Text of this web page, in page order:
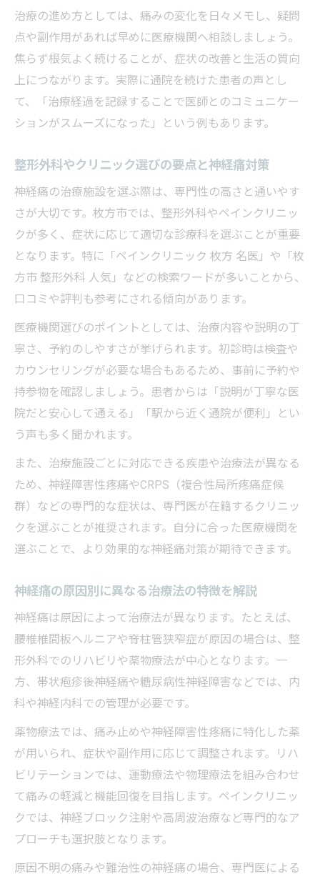
本
神経痛治療前に知るべき基礎知識を解説
診療科選びで迷わない神経痛受診のポイン
ト
神経痛治療を始める前に確認したい費用と
流れ
ケーション
神経痛の治療計画と生活への影響を考える
つらい神経痛への効果的なアプローチ方法
神経痛に効くリハビリや物理療法の活用法
神経痛の薬物療法と副作用リスクを知る
症状に悩む方へ神経痛治療の最新動向
神経痛治療の最新技術と医療現場の変化
CRPSや難治性神経痛への新たなアプローチ
神経痛専門医による治療選択肢の広がり
神経障害性疼痛に関する最新研究と治療法
神経痛に対応する医療機関の新しい取り組
み
神経痛で整形外科を受診する際のポイント
神経痛を整形外科で相談する際の流れと注
診断から治療までの神経痛対応の実際
神経痛で整形外科を選ぶ際の確認項目一覧
受診時の症状の伝え方と医師との対話のコ
ツ
治療の進め方としては、痛みの変化を日々メモし、疑問
点や副作用があれば早めに医療機関へ相談しましょう。
焦らず根気よく続けることが、症状の改善と生活の質向
上につながります。実際に通院を続けた患者の声とし
て、「治療経過を記録することで医師とのコミュニケー
ションがスムーズになった」という例もあります。
整形外科やクリニック選びの要点と神経痛対策
神経痛の治療施設を選ぶ際は、専門性の高さと通いやす
さが大切です。枚方市では、整形外科やペインクリニッ
クが多く、症状に応じて適切な診療科を選ぶことが重要
となります。特に「ペインクリニック 枚方 名医」や「枚
方市 整形外科 人気」などの検索ワードが多いことから、
口コミや評判も参考にされる傾向があります。
医療機関選びのポイントとしては、治療内容や説明の丁
寧さ、予約のしやすさが挙げられます。初診時は検査や
カウンセリングが必要な場合もあるため、事前に予約や
持参物を確認しましょう。患者からは「説明が丁寧な医
院だと安心して通える」「駅から近く通院が便利」とい
う声も多く聞かれます。
また、治療施設ごとに対応できる疾患や治療法が異なる
ため、神経障害性疼痛やCRPS（複合性局所疼痛症候
群）などの専門的な症状は、専門医が在籍するクリニッ
クを選ぶことが推奨されます。自分に合った医療機関を
選ぶことで、より効果的な神経痛対策が期待できます。
神経痛の原因別に異なる治療法の特徴を解説
神経痛は原因によって治療法が異なります。たとえば、
腰椎椎間板ヘルニアや脊柱管狭窄症が原因の場合は、整
形外科でのリハビリや薬物療法が中心となります。一
方、帯状疱疹後神経痛や糖尿病性神経障害などでは、内
科や神経内科での管理が必要です。
薬物療法では、痛み止めや神経障害性疼痛に特化した薬
が用いられ、症状や副作用に応じて調整されます。リハ
ビリテーションでは、運動療法や物理療法を組み合わせ
て痛みの軽減と機能回復を目指します。ペインクリニッ
クでは、神経ブロック注射や高周波治療など専門的なア
プローチも選択肢となります。
原因不明の痛みや難治性の神経痛の場合、専門医による